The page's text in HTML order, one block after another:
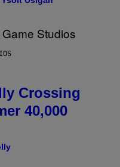
Crossing
40,000